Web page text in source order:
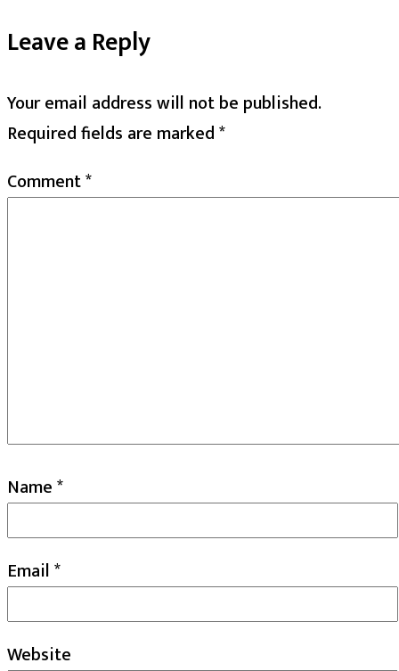
Leave a Reply
Your email address will not be published.
Required fields are marked*
Comment*
Name*
Email*
Website